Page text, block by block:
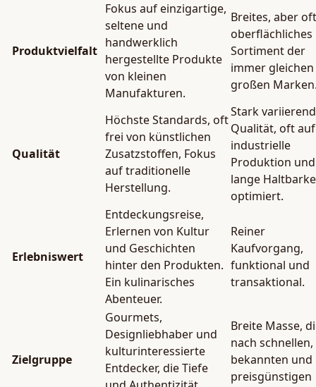
Produktvielfalt
Fokus auf einzigartige,
seltene und
handwerklich
hergestellte Produkte
von kleinen
Manufakturen.
Breites, aber oft
oberflächliches
Sortiment der
immer gleichen
großen
Qualität
Höchste Standards, oft
frei von künstlichen
Zusatzstoffen, Fokus
auf traditionelle
Herstellung.
Stark
Qualität, oft auf
industrielle
Produktion und
lange
optimiert.
Erlebniswert
Entdeckungsreise,
Erlernen von Kultur
und Geschichten
hinter den Produkten.
Ein kulinarisches
Abenteuer.
Reiner
Kaufvorgang,
funktional und
transaktional.
Zielgruppe
Gourmets,
Designliebhaber und
kulturinteressierte
Entdecker, die Tiefe
Breite Masse,
nach schnellen,
bekannten und
preisgünstigen